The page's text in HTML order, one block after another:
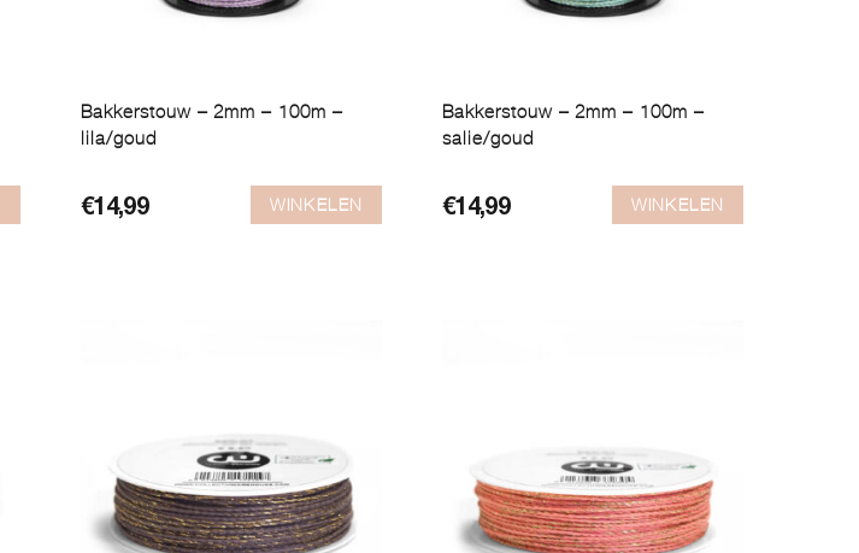
Bakkerstouw – 2mm – 100m –
lila/goud
€14,99 WINKELEN
Bakkerstouw – 2mm – 100m –
salie/goud
€14,99 WINKELEN